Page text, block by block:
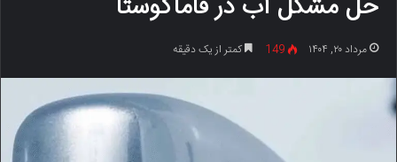
مرداد ۲۰, ۱۴۰۴ 149 کمتر از یک دقیقه